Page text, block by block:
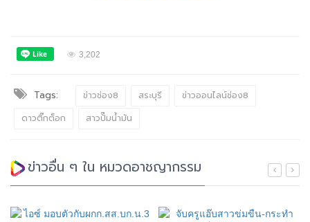
3,202
Tags: ข่าวช่อง8 สระบุรี
ข่าวออนไลน์ช่อง8
ดาวติ๊กต็อก
สาวปั๊มน้ำมัน
ข่าวอื่น ๆ ใน หมวดอาชญากรรม